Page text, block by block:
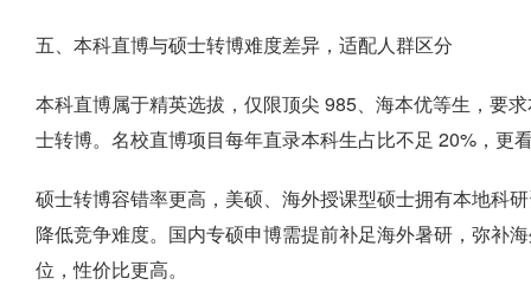
五、本科直博与硕士转博难度差异，适配人群区分
本科直博属于精英选拔，仅限顶尖 985、海本优等生，要
士转博。名校直博项目每年直录本科生占比不足 20%，更
硕士转博容错率更高，美硕、海外授课型硕士拥有本地科
降低竞争难度。国内专硕申博需提前补足海外暑研，弥补
位，性价比更高。